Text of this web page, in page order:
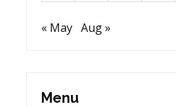
« May Aug »
Menu